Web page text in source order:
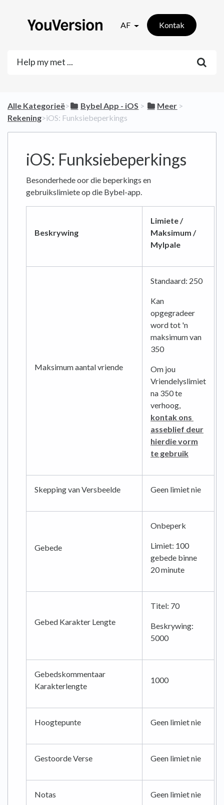
AF Kontak
Alle Kategorieë​>​ ​Bybel App - iOS ​ > ​ ​Meer ​ > ​
Rekening​>​ iOS: Funksiebeperkings
iOS: Funksiebeperkings
Besonderhede oor die beperkings en
gebruikslimiete op die Bybel-app.
Beskrywing
Limiete /
Maksimum /
Mylpale
Maksimum aantal vriende
Standaard: 250
Kan
opgegradeer
word tot 'n
maksimum van
350
Om jou
Vriendelyslimiet
na 350 te
verhoog,
kontak ons ​​
asseblief deur
hierdie vorm
te gebruik
Skepping van Versbeelde Geen limiet nie
Gebede
Onbeperk
Limiet: 100
gebede binne
20 minute
Gebed Karakter Lengte
Titel: 70
Beskrywing:
5000
Gebedskommentaar
Karakterlengte
1000
Hoogtepunte Geen limiet nie
Gestoorde Verse Geen limiet nie
Notas Geen limiet nie